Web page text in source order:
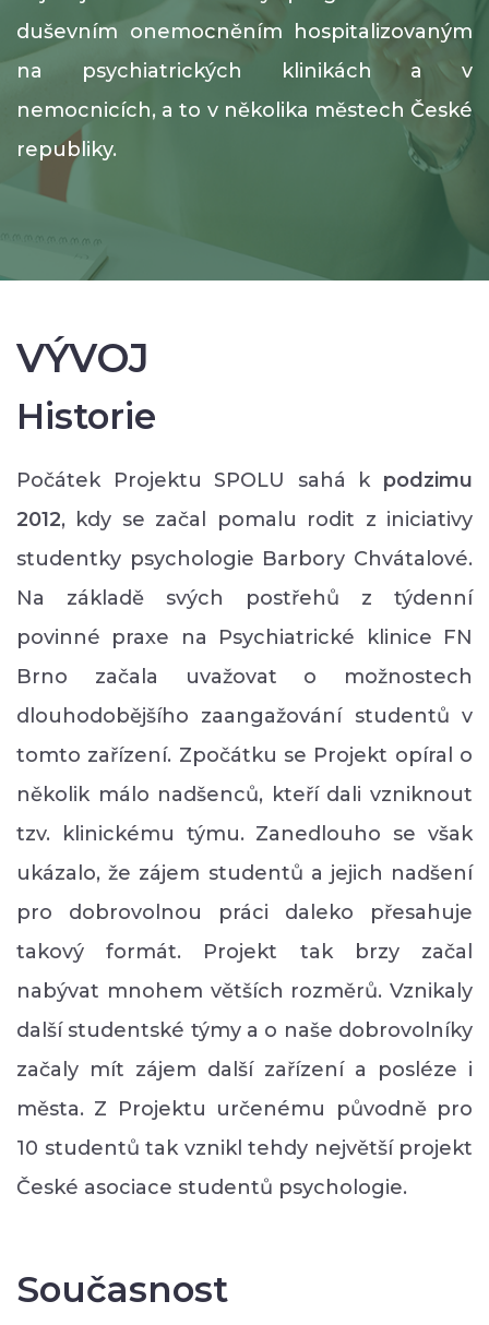
duševním onemocněním hospitalizovaným
na psychiatrických klinikách a v
nemocnicích, a to v několika městech České
republiky.
VÝVOJ
Historie
Počátek Projektu SPOLU sahá k podzimu
2012, kdy se začal pomalu rodit z iniciativy
studentky psychologie Barbory Chvátalové.
Na základě svých postřehů z týdenní
povinné praxe na Psychiatrické klinice FN
Brno začala uvažovat o možnostech
dlouhodobějšího zaangažování studentů v
tomto zařízení. Zpočátku se Projekt opíral o
několik málo nadšenců, kteří dali vzniknout
tzv. klinickému týmu. Zanedlouho se však
ukázalo, že zájem studentů a jejich nadšení
pro dobrovolnou práci daleko přesahuje
takový formát. Projekt tak brzy začal
nabývat mnohem větších rozměrů. Vznikaly
další studentské týmy a o naše dobrovolníky
začaly mít zájem další zařízení a posléze i
města. Z Projektu určenému původně pro
10 studentů tak vznikl tehdy největší projekt
České asociace studentů psychologie.
Současnost